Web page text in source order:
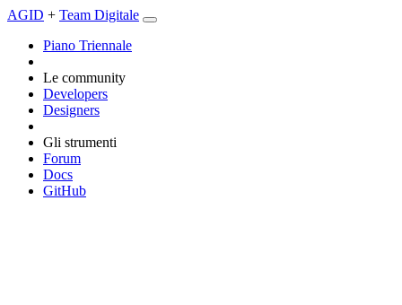
AGID + Team Digitale
Piano Triennale
Le community
Developers
Designers
Gli strumenti
Forum
Docs
GitHub